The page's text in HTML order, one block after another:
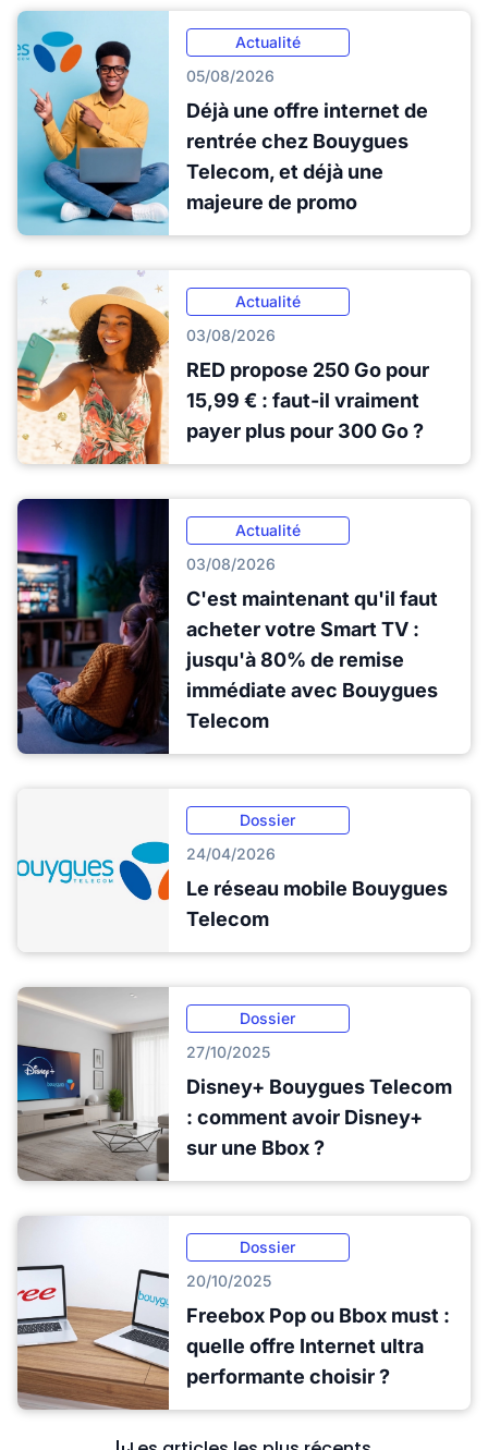
Actualité
05/08/2026
Déjà une offre internet de
rentrée chez Bouygues
Telecom, et déjà une
majeure de promo
Actualité
03/08/2026
RED propose 250 Go pour
15,99 € : faut-il vraiment
payer plus pour 300 Go ?
Actualité
03/08/2026
C'est maintenant qu'il faut
acheter votre Smart TV :
jusqu'à 80% de remise
immédiate avec Bouygues
Telecom
Dossier
24/04/2026
Le réseau mobile Bouygues
Telecom
Dossier
27/10/2025
Disney+ Bouygues Telecom
: comment avoir Disney+
sur une Bbox ?
Dossier
20/10/2025
Freebox Pop ou Bbox must :
quelle offre Internet ultra
performante choisir ?